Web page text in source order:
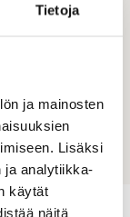
Tietoja
ja mainosten
Lisäksi
ja analytiikka-
käytät
näitä
10 000